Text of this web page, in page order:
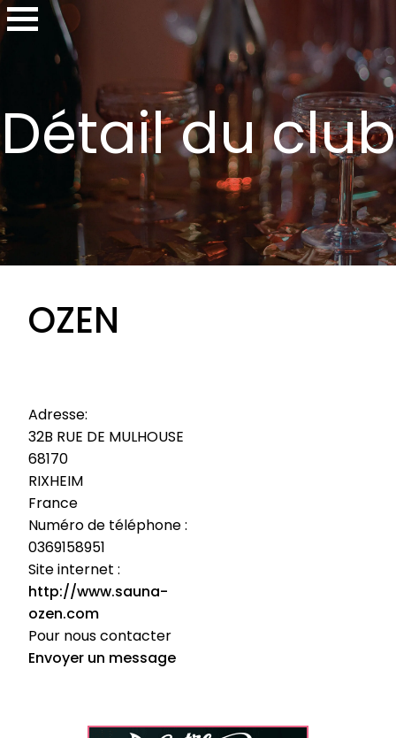
Détail du club
OZEN
Adresse:
32B RUE DE MULHOUSE
68170
RIXHEIM
France
Numéro de téléphone :
0369158951
Site internet :
http://www.sauna-
ozen.com
Pour nous contacter
Envoyer un message